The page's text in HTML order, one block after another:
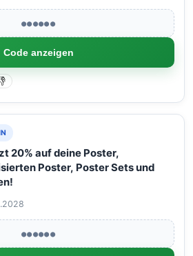
●●●●●●
Code anzeigen
20% auf deine Poster,
Poster, Poster Sets und
●●●●●●